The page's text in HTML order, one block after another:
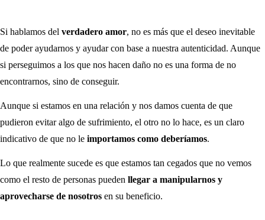
Si hablamos del verdadero amor, no es más que el deseo inevitable
de poder ayudarnos y ayudar con base a nuestra autenticidad. Aunque
si perseguimos a los que nos hacen daño no es una forma de no
encontrarnos, sino de conseguir.
Aunque si estamos en una relación y nos damos cuenta de que
pudieron evitar algo de sufrimiento, el otro no lo hace, es un claro
indicativo de que no le importamos como deberíamos.
Lo que realmente sucede es que estamos tan cegados que no vemos
como el resto de personas pueden llegar a manipularnos y
aprovecharse de nosotros en su beneficio.